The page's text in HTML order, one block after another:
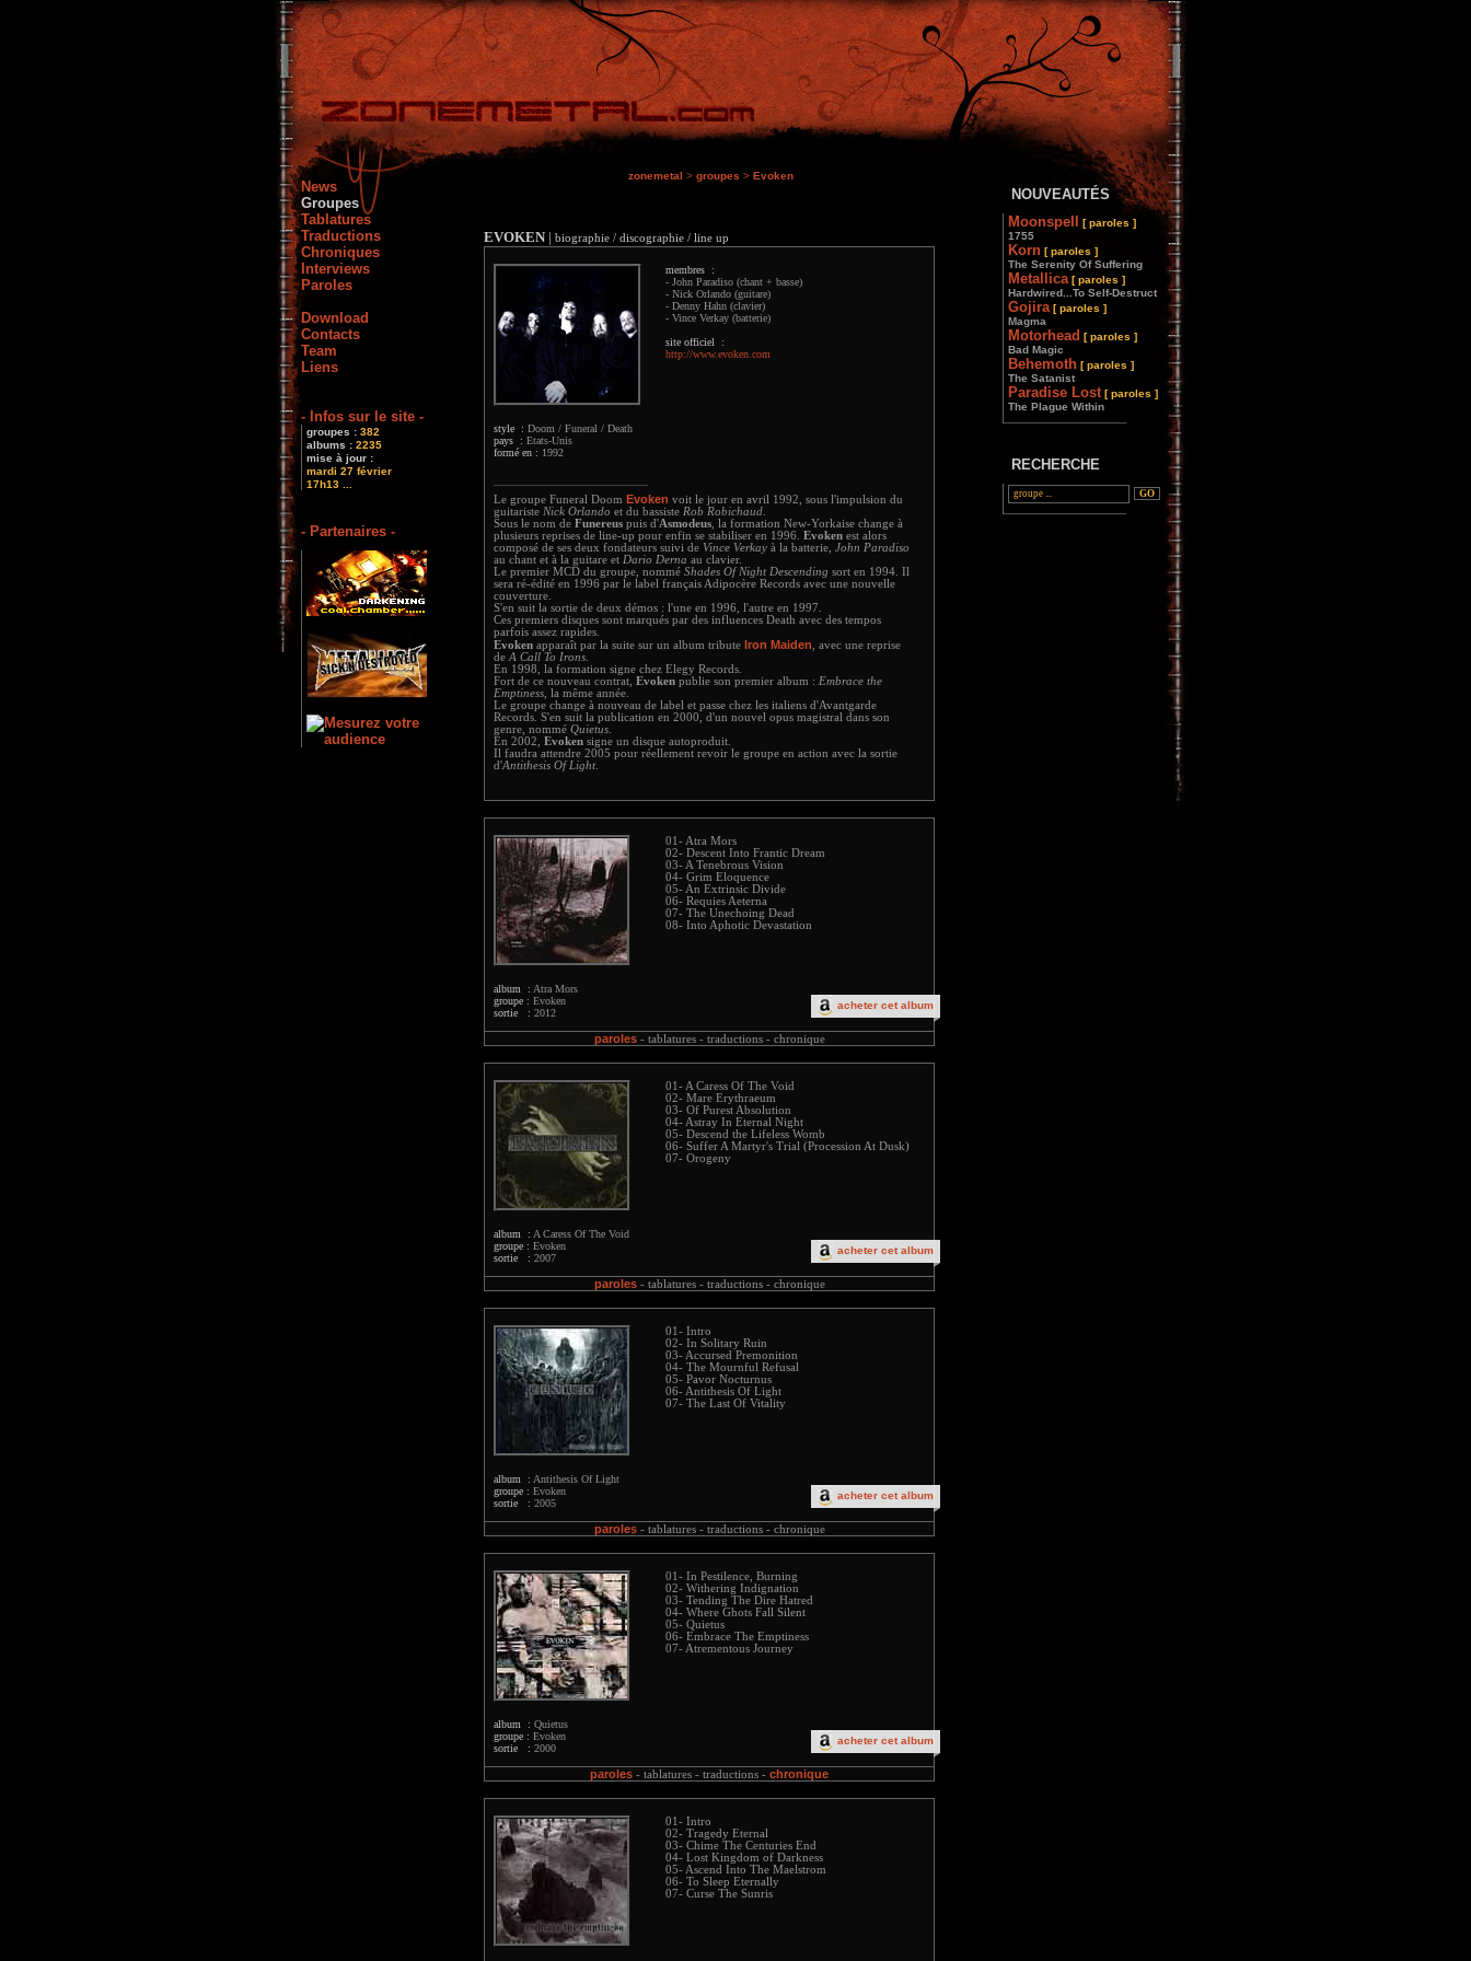
News
Groupes
Tablatures
Traductions
Chroniques
Interviews
Paroles
Download
Contacts
Team
Liens
- Infos sur le site -
groupes : 382
albums : 2235
mise à jour :
mardi 27 février
17h13 ...
- Partenaires -
zonemetal > groupes > Evoken
EVOKEN | biographie / discographie / line up
style : Doom / Funeral / Death
pays : Etats-Unis
formé en : 1992
membres :
- John Paradiso (chant + basse)
- Nick Orlando (guitare)
- Denny Hahn (clavier)
- Vince Verkay (batterie)
site officiel :
http://www.evoken.com
Le groupe Funeral Doom Evoken voit le jour en avril 1992, sous l'impulsion du
guitariste Nick Orlando et du bassiste Rob Robichaud
Sous le nom de Funereus puis d'Asmodeus , la formation New-Yorkaise change à
plusieurs reprises de line-up pour enfin se stabiliser en 1996. Evoken est alors
composé de ses deux fondateurs suivi de Vince Verkay à la batterie, John Paradiso
au chant et à la guitare et Dario Derna au clavier.
Le premier MCD du groupe, nommé Shades Of Night Descending sort en 1994. Il
sera ré-édité en 1996 par le label français Adipocère Records avec une nouvelle
couverture.
S'en suit la sortie de deux démos : l'une en 1996, l'autre en 1997.
Ces premiers disques sont marqués par des influences Death avec des tempos
parfois assez rapides.
Evoken apparaît par la suite sur un album tribute Iron Maiden , avec une reprise
de A Call To Irons
En 1998, la formation signe chez Elegy Records.
Fort de ce nouveau contrat, Evoken publie son premier album : Embrace the
Emptiness , la même année.
Le groupe change à nouveau de label et passe chez les italiens d'Avantgarde
Records. S'en suit la publication en 2000, d'un nouvel opus magistral dans son
genre, nommé Quietus
En 2002, Evoken signe un disque autoproduit.
Il faudra attendre 2005 pour réellement revoir le groupe en action avec la sortie
d'Antithesis Of Light
acheter cet album
album : Atra Mors
groupe : Evoken
sortie : 2012
01- Atra Mors
02- Descent Into Frantic Dream
03- A Tenebrous Vision
04- Grim Eloquence
05- An Extrinsic Divide
06- Requies Aeterna
07- The Unechoing Dead
08- Into Aphotic Devastation
paroles- tablatures - traductions - chronique
acheter cet album
album : A Caress Of The Void
groupe : Evoken
sortie : 2007
01- A Caress Of The Void
02- Mare Erythraeum
03- Of Purest Absolution
04- Astray In Eternal Night
05- Descend the Lifeless Womb
06- Suffer A Martyr's Trial (Procession At Dusk)
07- Orogeny
paroles- tablatures - traductions - chronique
acheter cet album
album : Antithesis Of Light
groupe : Evoken
sortie : 2005
01- Intro
02- In Solitary Ruin
03- Accursed Premonition
04- The Mournful Refusal
05- Pavor Nocturnus
06- Antithesis Of Light
07- The Last Of Vitality
paroles- tablatures - traductions - chronique
acheter cet album
album : Quietus
groupe : Evoken
sortie : 2000
01- In Pestilence, Burning
02- Withering Indignation
03- Tending The Dire Hatred
04- Where Ghots Fall Silent
05- Quietus
06- Embrace The Emptiness
07- Atrementous Journey
paroles - tablatures - traductions - chronique
01- Intro
02- Tragedy Eternal
03- Chime The Centuries End
04- Lost Kingdom of Darkness
05- Ascend Into The Maelstrom
06- To Sleep Eternally
07- Curse The Sunris
NOUVEAUTÉS
Moonspell
[ paroles ]
1755
Korn [ paroles ]
The Serenity Of Suffering
Metallica [ paroles ]
Hardwired...To Self-Destruct
Gojira [ paroles ]
Magma
Motorhead [ paroles ]
Bad Magic
Behemoth [ paroles ]
The Satanist
Paradise Lost [ paroles ]
The Plague Within
________________
RECHERCHE
________________